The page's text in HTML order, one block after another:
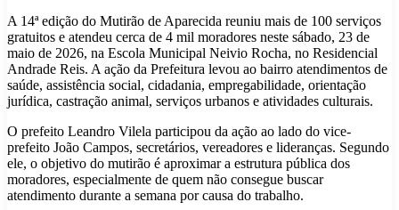
A 14ª edição do Mutirão de Aparecida reuniu mais de 100 serviços
gratuitos e atendeu cerca de 4 mil moradores neste sábado, 23 de
maio de 2026, na Escola Municipal Neivio Rocha, no Residencial
Andrade Reis. A ação da Prefeitura levou ao bairro atendimentos de
saúde, assistência social, cidadania, empregabilidade, orientação
jurídica, castração animal, serviços urbanos e atividades culturais.
O prefeito Leandro Vilela participou da ação ao lado do vice-
prefeito João Campos, secretários, vereadores e lideranças. Segundo
ele, o objetivo do mutirão é aproximar a estrutura pública dos
moradores, especialmente de quem não consegue buscar
atendimento durante a semana por causa do trabalho.